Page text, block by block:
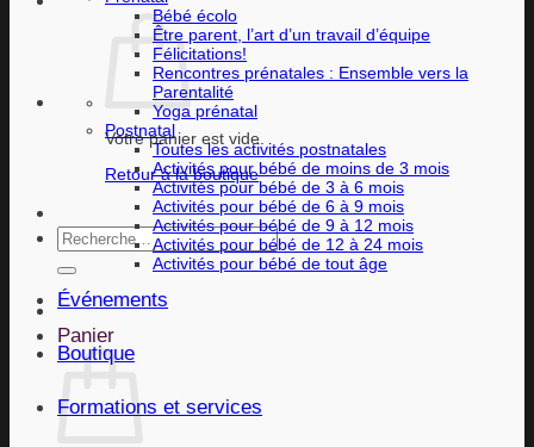
Votre panier est vide.
Retour à la boutique
Recherche
pour :
Panier
Bébé écolo
Être parent, l’art d’un travail d’équipe
Félicitations!
Rencontres prénatales : Ensemble vers la
Parentalité
Yoga prénatal
Postnatal
Toutes les activités postnatales
Activités pour bébé de moins de 3 mois
Activités pour bébé de 3 à 6 mois
Activités pour bébé de 6 à 9 mois
Activités pour bébé de 9 à 12 mois
Activités pour bébé de 12 à 24 mois
Activités pour bébé de tout âge
Événements
Boutique
Formations et services